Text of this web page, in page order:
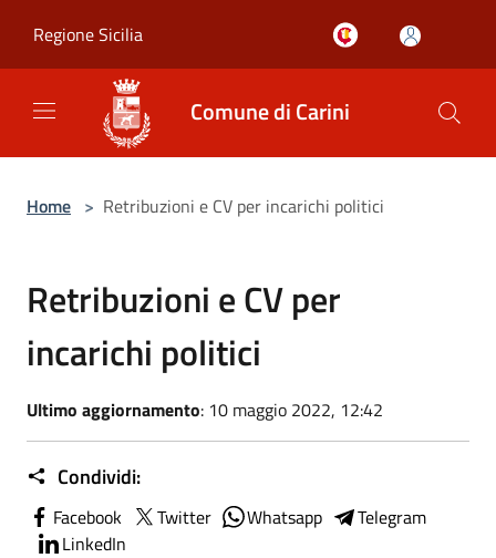
Regione Sicilia
Comune di Carini
Home > Retribuzioni e CV per incarichi politici
Retribuzioni e CV per
incarichi politici
Ultimo aggiornamento: 10 maggio 2022, 12:42
Condividi:
Facebook Twitter Whatsapp
Telegram
LinkedIn